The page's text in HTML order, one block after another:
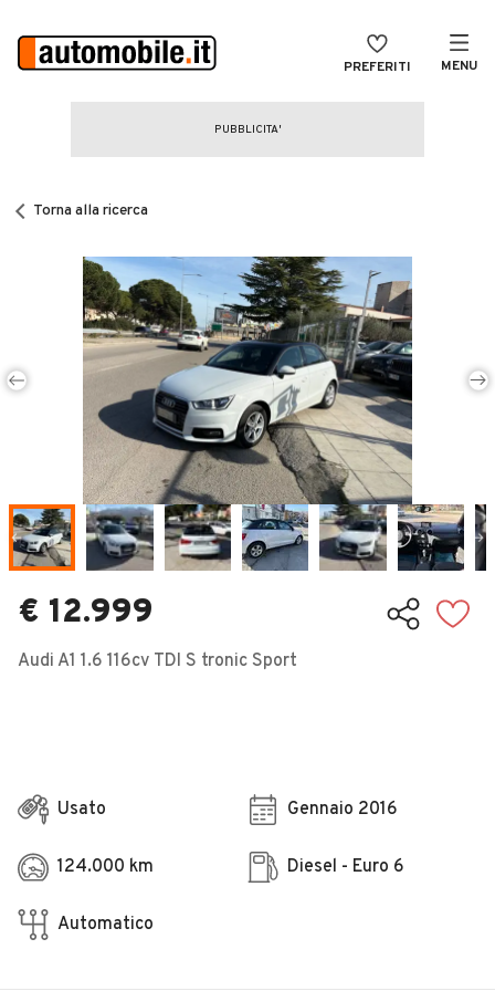
PREFERITI MENU
CERCA
Auto Nuove
Noleggio a lungo termine
Auto d'epoca
Camper
Veicoli Commerciali
Concessionari
Torna alla ricerca
€ 12.999
Audi A1 1.6 116cv TDI S tronic Sport
Usato Gennaio 2016
124.000 km Diesel - Euro 6
Automatico